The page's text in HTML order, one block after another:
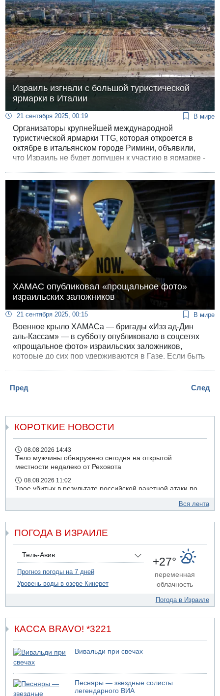
Израиль изгнали с большой туристической
ярмарки в Италии
21 сентября 2025, 00:19 В мире
Организаторы крупнейшей международной
туристической ярмарки TTG, которая откроется в
октябре в итальянском городе Римини, объявили,
что Израиль не будет допущен к участию в ярмарке -
администрации округа Эмилия-Романья.
ХАМАС опубликовал «прощальное фото»
израильских заложников
21 сентября 2025, 00:15 В мире
Военное крыло ХАМАСа — бригады «Изз ад-Дин
аль-Кассам» — в субботу опубликовало в соцсетях
«прощальное фото» израильских заложников,
которые до сих пор удерживаются в Газе. Если быть
Пред
След
КОРОТКИЕ НОВОСТИ
08.08.2026 14:43
Тело мужчины обнаружено сегодня на открытой
местности недалеко от Реховота
08.08.2026 11:02
Трое убитых в результате российской ракетной атаки по
07.08.2026 20:43
07.08.2026 20:41
07.08.2026 19:16
ДТП в Ашдоде: тяжело ранены двое маленьких детей
07.08.2026 19:14
Вся лента
ПОГОДА В ИЗРАИЛЕ
Тель-Авив
Прогноз погоды на 7 дней
Уровень воды в озере Кинерет
+27°
переменная
облачность
Погода в Израиле
КАССА BRAVO! *3221
Вивальди при свечах
Песняры — звездные солисты
легендарного ВИА